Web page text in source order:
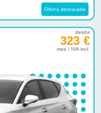
Oferta destacada
desde
323 €
mes / IVA incl.